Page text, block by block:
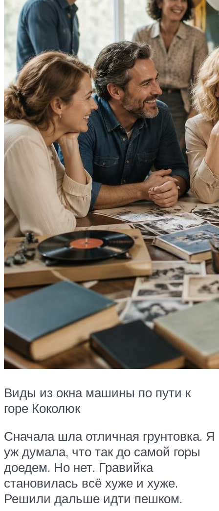
Виды из окна машины по пути к
горе Коколюк
Сначала шла отличная грунтовка. Я
уж думала, что так до самой горы
доедем. Но нет. Гравийка
становилась всё хуже и хуже.
Решили дальше идти пешком.